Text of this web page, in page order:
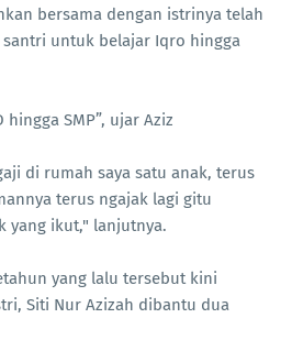
bersama dengan istrinya telah
untuk belajar Iqro hingga
hingga SMP”, ujar Aziz
di rumah saya satu anak, terus
terus ngajak lagi gitu
yang ikut," lanjutnya.
yang lalu tersebut kini
Siti Nur Azizah dibantu dua